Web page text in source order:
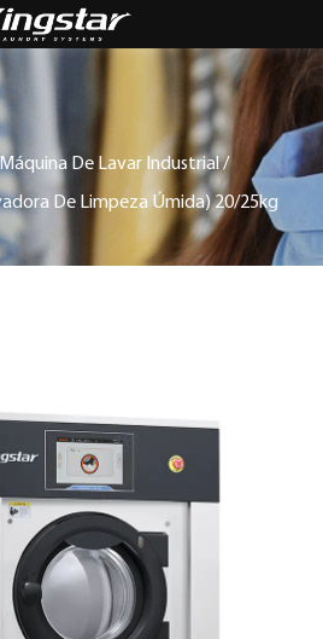
Máquina De Lavar Industrial/
De Limpeza Úmida) 20/25kg